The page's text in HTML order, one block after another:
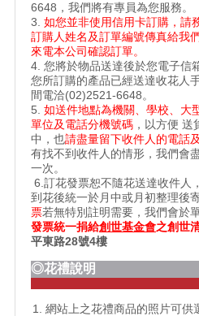
6648，我們將有專員為您服務。
3. 如您並非使用信用卡訂購，請
訂購人姓名及訂單編號傳真給我
來電本公司確認訂單。
4. 您將於物品送達後於您電子信
您所訂購的產品已經送達收花人
間電洽(02)2521-6648。
5. 如送件地點為機關、學校、大
單位及電話分機號碼 ，以方便
中，也請盡量留下收件人的電話
有找不到收件人的情形，我們會
一次。
6.訂花發票恕不隨花送達收件人
到花後統一於月中或月初整理後
票若無特別註明需要，我們會
發票統一捐給創世基金會之創世
平東路28號4樓
◎花禮說明
1. 網站上之花禮商品的照片可供